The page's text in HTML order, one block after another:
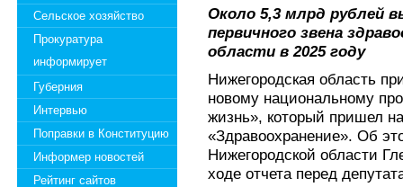
Сельское хозяйство
Прокуратура
информирует
Губерния
Интервью
Поправки в Конституцию
Информер новостей
Рейтинг сайтов
Около 5,3 млрд рублей
первичного звена
области в 2025 году
Нижегородская область
новому национальному
жизнь», который пришел
«Здравоохранение». Об
Нижегородской области
ходе отчета перед